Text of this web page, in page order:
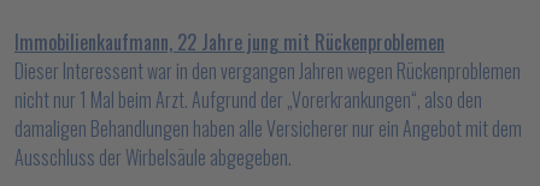
Immobilienkaufmann, 22 Jahre jung mit Rückenproblemen
Dieser Interessent war in den vergangen Jahren wegen Rückenproblemen
nicht nur 1 Mal beim Arzt. Aufgrund der „Vorerkrankungen“, also den
damaligen Behandlungen haben alle Versicherer nur ein Angebot mit dem
Ausschluss der Wirbelsäule abgegeben.